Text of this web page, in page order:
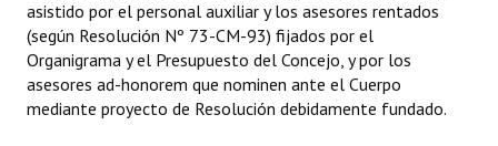
Declaraciones
Resoluciones
Resoluciones de Presidencia
asistido por el personal auxiliar y los asesores rentados
(según Resolución Nº 73-CM-93) fijados por el
Organigrama y el Presupuesto del Concejo, y por los
asesores ad-honorem que nominen ante el Cuerpo
mediante proyecto de Resolución debidamente fundado.